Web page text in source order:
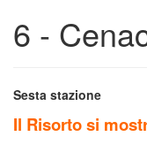
6 -
Sesta stazione
Il Risorto si